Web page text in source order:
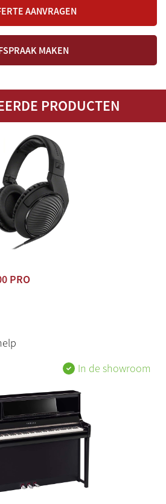
cm + 8 cm)
Grand en Bösendorfer)
AANVRAGEN
MAKEN
PRODUCTEN
PRO
In de showroom